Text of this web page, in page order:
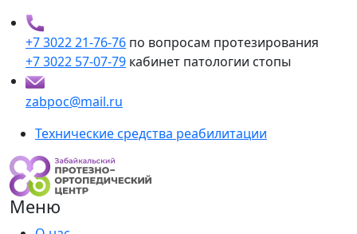
+7 3022 21-76-76 по вопросам протезирования
+7 3022 57-07-79 кабинет патологии стопы
zabpoc@mail.ru
Технические средства реабилитации
Меню